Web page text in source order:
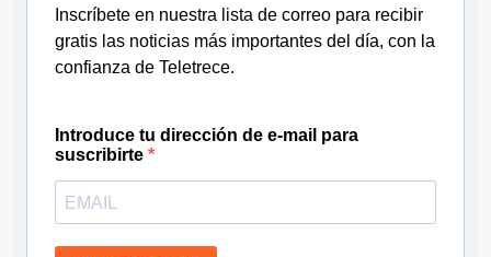
Inscríbete en nuestra lista de correo para recibir
gratis las noticias más importantes del día, con la
confianza de Teletrece.
Introduce tu dirección de e-mail para
suscribirte